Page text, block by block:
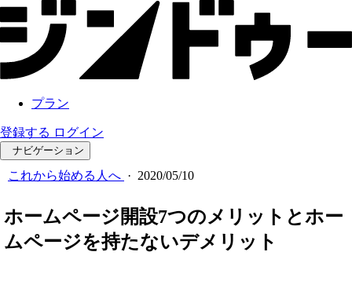
プラン
登録する ログイン
ナビゲーション
これから始める人へ · 2020/05/10
ホームページ開設7つのメリットとホー
ムページを持たないデメリット